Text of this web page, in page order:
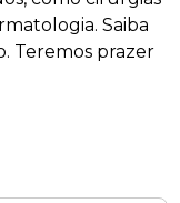
Saiba
Teremos prazer